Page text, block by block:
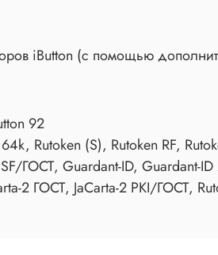
iButton (с помощью
92
64k, Rutoken (S), Rutoken RF,
ГОСТ, Guardant-ID, Guardant-ID
2 ГОСТ, JaCarta-2 PKI/ГОСТ,